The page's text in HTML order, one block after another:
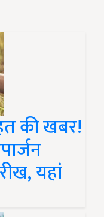
की खबर!
यहां